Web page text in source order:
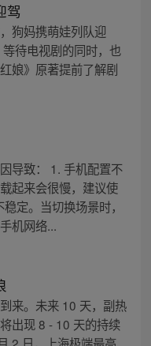
驾
狗妈携萌娃列队迎
待电视剧的同时，也
娘》原著提前了解剧
导致： 1. 手机配置不
起来会很慢，建议使
定。当切换场景时，
机网络...
来。未来 10 天，副热
出现 8 - 10 天的持续